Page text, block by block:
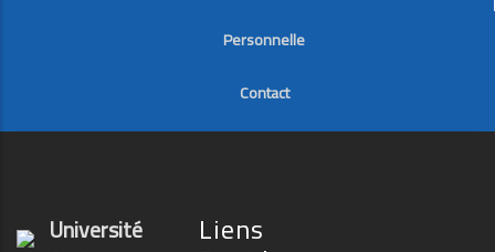
Personnelle
Contact
Université Liens